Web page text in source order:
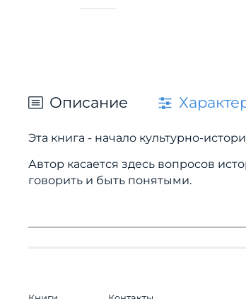
Описание
Эта книга - начало культурно-
Автор касается здесь вопросов
говорить и быть понятыми.